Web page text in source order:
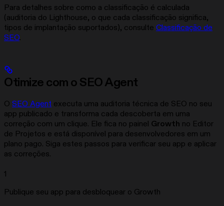
Para detalhes sobre como a classificação é calculada
(auditoria do Lighthouse, o que cada classificação significa,
tipos de implantação suportados), consulte Classificação de
SEO.
Otimize com o SEO Agent
O SEO Agent executa uma auditoria técnica de SEO no seu
app publicado e transforma cada descoberta em uma
correção com um clique. Ele fica no painel Growth no Editor
de Projetos e está disponível para desenvolvedores em um
plano pago. Siga estes passos para verificar seu app e aplicar
as correções.
1
Publique seu app para desbloquear o Growth